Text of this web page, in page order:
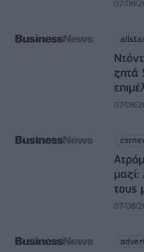
07/08/
ζητά
07/08/
τους
07/08/